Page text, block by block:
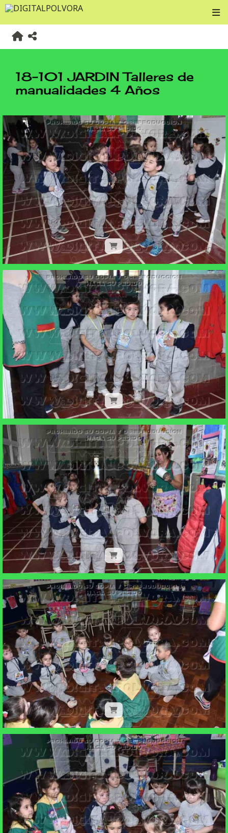
18-101 JARDIN Talleres de
manualidades 4 Años